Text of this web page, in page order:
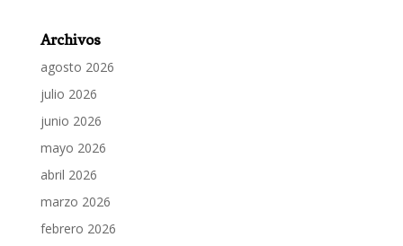
Archivos
agosto 2026
julio 2026
junio 2026
mayo 2026
abril 2026
marzo 2026
febrero 2026